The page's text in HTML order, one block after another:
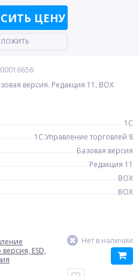
ЦЕНУ
версия. Редакция 11, BOX
1С
1C:Управление торговлей 8
Базовая версия
Редакция 11
BOX
BOX
ESD,
Нет в наличии